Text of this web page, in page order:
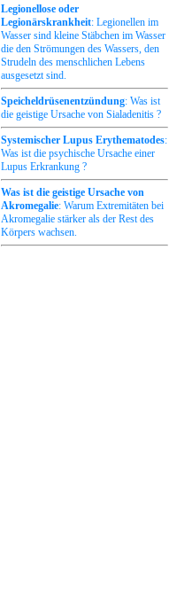
Legionellose oder
Legionärskrankheit: Legionellen im
Wasser sind kleine Stäbchen im Wasser
die den Strömungen des Wassers, den
Strudeln des menschlichen Lebens
ausgesetzt sind.
Speicheldrüsenentzündung: Was ist
die geistige Ursache von Sialadenitis ?
Systemischer Lupus Erythematodes:
Was ist die psychische Ursache einer
Lupus Erkrankung ?
Was ist die geistige Ursache von
Akromegalie: Warum Extremitäten bei
Akromegalie stärker als der Rest des
Körpers wachsen.